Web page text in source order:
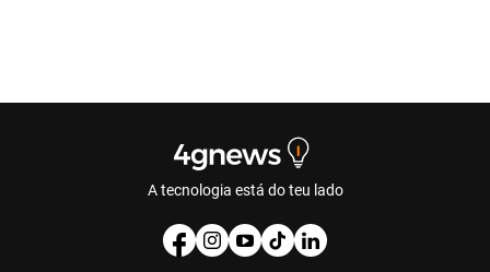
A tecnologia está do teu lado